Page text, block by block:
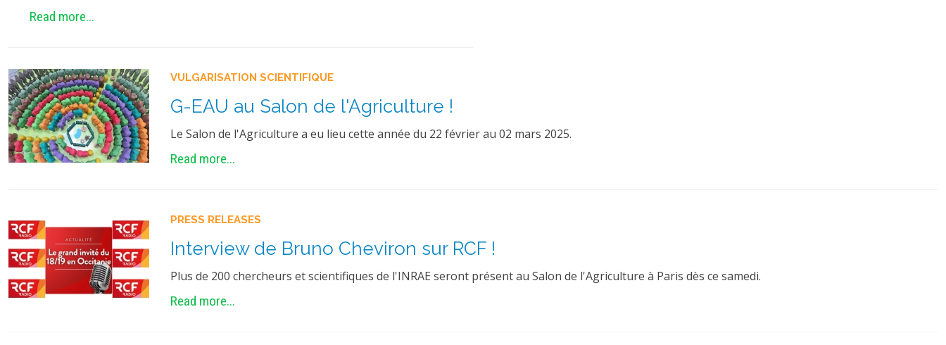
Read more...
VULGARISATION SCIENTIFIQUE
G-EAU au Salon de l'Agriculture !
Le Salon de l'Agriculture a eu lieu cette année du 22 février au 02 mars 2025.
Read more...
PRESS RELEASES
Interview de Bruno Cheviron sur RCF !
Plus de 200 chercheurs et scientifiques de l'INRAE seront présent au Salon de l'Agriculture à Paris dès ce samedi.
Read more...